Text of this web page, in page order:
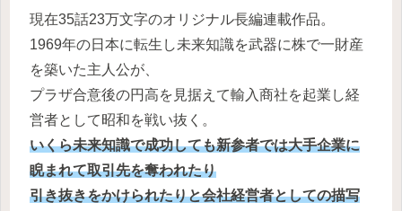
現在35話23万文字のオリジナル長編連載作品。
1969年の日本に転生し未来知識を武器に株で一財産
を築いた主人公が、
プラザ合意後の円高を見据えて輸入商社を起業し経
営者として昭和を戦い抜く。
いくら未来知識で成功しても新参者では大手企業に
睨まれて取引先を奪われたり
引き抜きをかけられたりと会社経営者としての描写